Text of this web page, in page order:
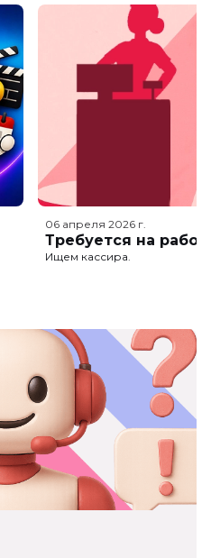
06 апреля 2026 г.
Требуется на
Ищем кассира.